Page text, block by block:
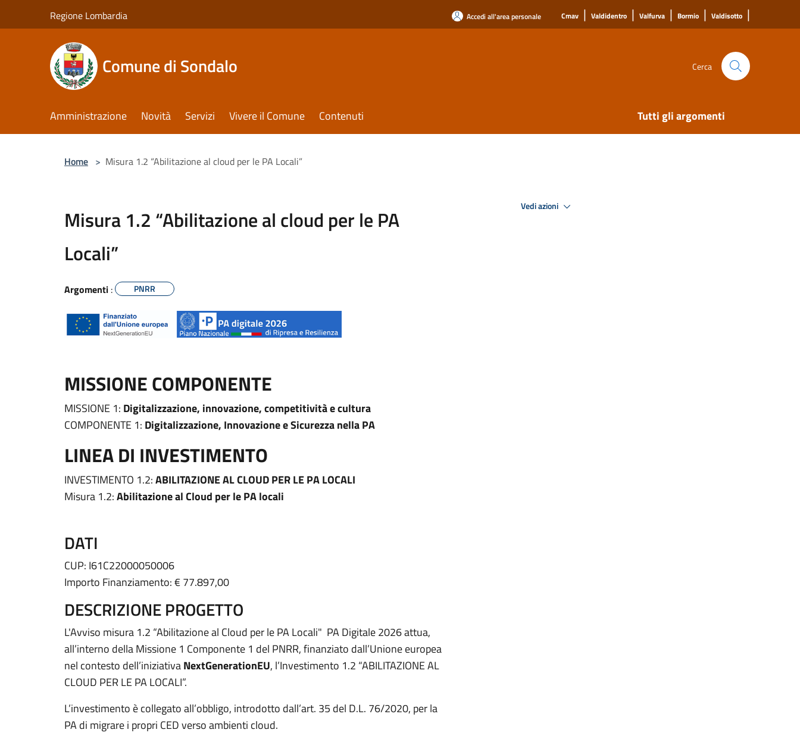
Regione Lombardia Accedi all'area personale Cmav | Valdidentro | Valfurva | Bormio | Valdisotto |
Comune di Sondalo Cerca
Amministrazione Novità Servizi Vivere il Comune Contenuti Tutti gli argomenti
Home > Misura 1.2 “Abilitazione al cloud per le PA Locali”
Misura 1.2 “Abilitazione al cloud per le PA
Locali”
Argomenti : PNRR
MISSIONE COMPONENTE
MISSIONE 1: Digitalizzazione, innovazione, competitività e cultura
COMPONENTE 1: Digitalizzazione, Innovazione e Sicurezza nella PA
LINEA DI INVESTIMENTO
INVESTIMENTO 1.2:ABILITAZIONE AL CLOUD PER LE PA LOCALI
Misura 1.2:Abilitazione al Cloud per le PA locali
DATI
CUP: I61C22000050006
Importo Finanziamento: € 77.897,00
DESCRIZIONE PROGETTO
L'Avviso misura 1.2 “Abilitazione al Cloud per le PA Locali" PA Digitale 2026 attua,
all’interno della Missione 1 Componente 1 del PNRR, finanziato dall’Unione europea
nel contesto dell’iniziativaNextGenerationEU, l’Investimento 1.2 “ABILITAZIONE AL
CLOUD PER LE PA LOCALI”.
L’investimento è collegato all’obbligo, introdotto dall’art. 35 del D.L. 76/2020, per la
PA di migrare i propri CED verso ambienti cloud.
Vedi azioni